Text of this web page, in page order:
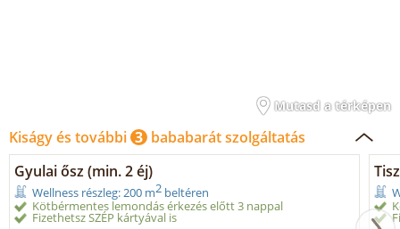
Mutasd a térképen
Kiságy és további 3 bababarát szolgáltatás
Gyulai ősz (min. 2 éj)
Wellness részleg: 200 m2 beltéren
Kötbérmentes lemondás érkezés előtt 3 nappal
Fizethetsz SZÉP kártyával is